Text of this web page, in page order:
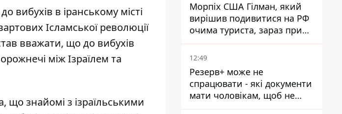
вибухів в іранському місті
Ісламської революції
вважати, що до вибухів
між Ізраїлем та
знайомі з ізраїльськими
Морпіх США Гілман, який
вирішив подивитися на РФ
очима туриста, зараз при
смерті у вʼязниці, де його
катували та робили інʼєкції
12:49
Резерв+ може не
спрацювати - які документи
мати чоловікам, щоб не
потрапити до ТЦК